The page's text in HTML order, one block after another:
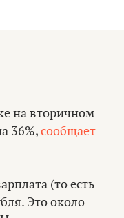
на вторичном
36%,сообщает
(то есть
Это около